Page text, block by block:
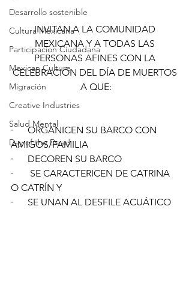
Desarrollo sostenible
Cultura Mexicana
Participacion Ciudadana
Mexican Culture
Migración
Creative Industries
Salud Mental
Day of the Dead
INVITAN A LA COMUNIDAD
MEXICANA Y A TODAS LAS
PERSONAS AFINES CON LA
CELEBRACIÓN DEL DÍA DE MUERTOS
A QUE:
·      ORGANICEN SU BARCO CON
AMIGOS/FAMILIA
·      DECOREN SU BARCO
·       SE CARACTERICEN DE CATRINA
O CATRÍN Y
·      SE UNAN AL DESFILE ACUÁTICO